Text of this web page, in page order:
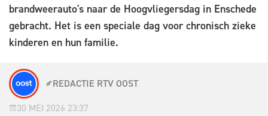
brandweerauto's naar de Hoogvliegersdag in Enschede
gebracht. Het is een speciale dag voor chronisch zieke
kinderen en hun familie.
REDACTIE RTV OOST
30 MEI 2026 23:37